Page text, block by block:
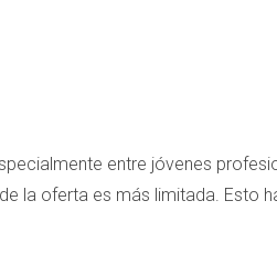
entre jóvenes
la oferta es más limitada. Esto